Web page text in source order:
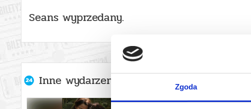
Zgoda
Seans wyprzedany.
Inne wydarzenia organizatora